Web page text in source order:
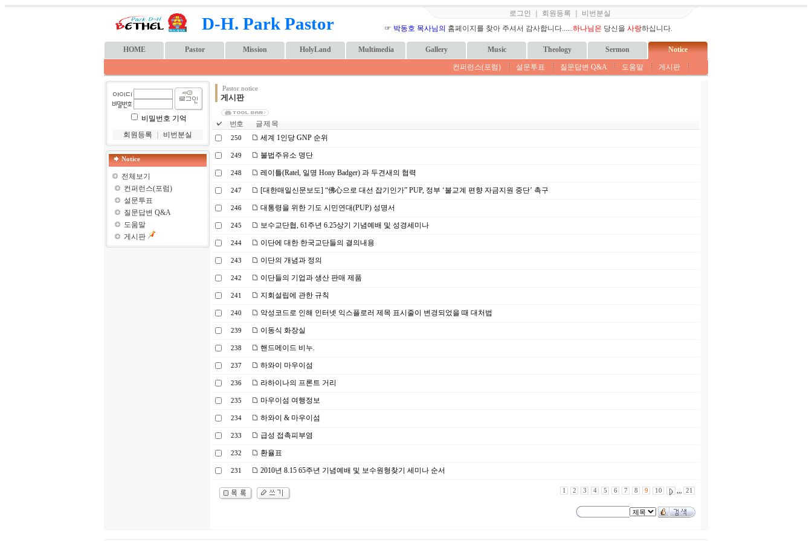
D-H. Park Pastor
로그인 회원등록
비번분실
☞ 박동호 목사님의 홈페이지를 찾아 주셔서 감사합니다......하나님은 당신을 사랑하십니다.
HOME Pastor Mission HolyLand Multimedia Gallery Music Theology Sermon Notice
컨퍼런스(포럼) 설문투표 질문답변 Q&A 도움말 게시판
비밀번호 기억
회원등록
비번분실
Notice
전체보기
컨퍼런스(포럼)
설문투표
질문답변 Q&A
도움말
게시판
Pastor notice
게시판
번호 글 제 목
250 세계 1인당 GNP 순위
249 불법주유소 명단
248 레이틀(Ratel, 일명 Hony Badger) 과 두견새의 협력
247 [대한매일신문보도] “佛心으로 대선 잡기인가” PUP, 정부 ‘불교계 편향 자금지원 중단’ 촉구
246 대통령을 위한 기도 시민연대(PUP) 성명서
245 보수교단협, 61주년 6.25상기 기념예배 및 성경세미나
244 이단에 대한 한국교단들의 결의내용
243 이단의 개념과 정의
242 이단들의 기업과 생산 판매 제품
241 지회설립에 관한 규칙
240 악성코드로 인해 인터넷 익스플로러 제목 표시줄이 변경되었을 때 대처법
239 이동식 화장실
238 핸드메이드 비누.
237 하와이 마우이섬
236 라하이나의 프론트 거리
235 마우이섬 여행정보
234 하와이 & 마우이섬
233 급성 접촉피부염
232 환율표
231 2010년 8.15 65주년 기념예배 및 보수원형찾기 세미나 순서
1 2 3 4 5 6 7 8 9 10 ,,, 21